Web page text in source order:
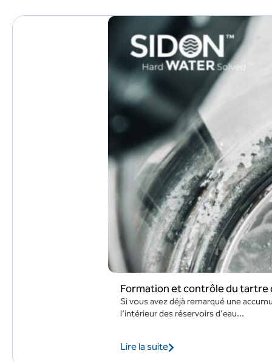
Formation et contrôle du
Si vous avez déjà remarqué une
l'intérieur des réservoirs d'eau...
Lire la suite